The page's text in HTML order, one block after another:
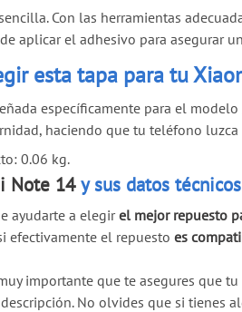
Con las herramientas
aplicar el adhesivo para asegurar
esta tapa para tu
específicamente para el modelo
haciendo que tu teléfono
0.06 kg.
Note 14y sus datos
ayudarte a elegirel mejor repuesto
efectivamente el repuestoes
importante que te asegures que
No olvides que si tienes